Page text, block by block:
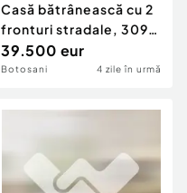
Casă bătrânească cu 2
fronturi stradale, 3095
mp teren,
39.500 eur
Botosani 4 zile în urmă